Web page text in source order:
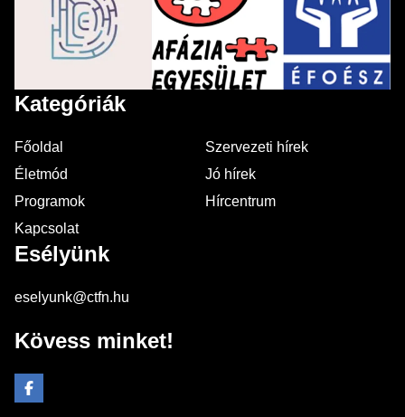
Kategóriák
Főoldal
Szervezeti hírek
Életmód
Jó hírek
Programok
Hírcentrum
Kapcsolat
Esélyünk
eselyunk@ctfn.hu
Kövess minket!